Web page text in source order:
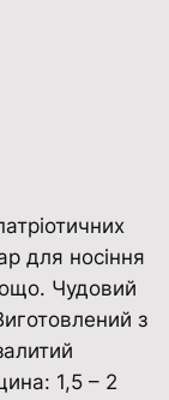
для носіння
Чудовий
з
1,5 – 2